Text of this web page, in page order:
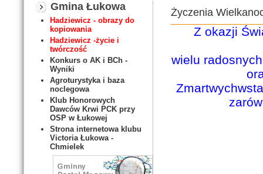
Gmina Łukowa
Hadziewicz - obrazy do
kopiowania
Hadziewicz -życie i
twórczość
Konkurs o AK i BCh -
Wyniki
Agroturystyka i baza
noclegowa
Klub Honorowych
Dawców Krwi PCK przy
OSP w Łukowej
Strona internetowa klubu
Victoria Łukowa -
Chmielek
Życzenia
Z okazji
wielu